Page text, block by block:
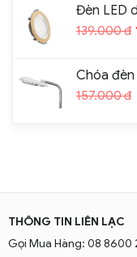
Đèn LED
139.000đ
Chóa
157.000đ
THÔNG TIN LIÊN LẠC
Gọi Mua Hàng: 08 8600